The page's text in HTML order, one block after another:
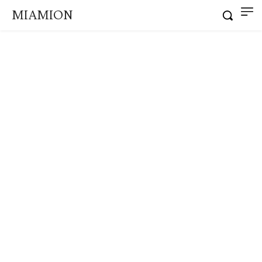
MIAMION